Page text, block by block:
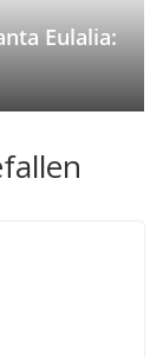
Eulalia: